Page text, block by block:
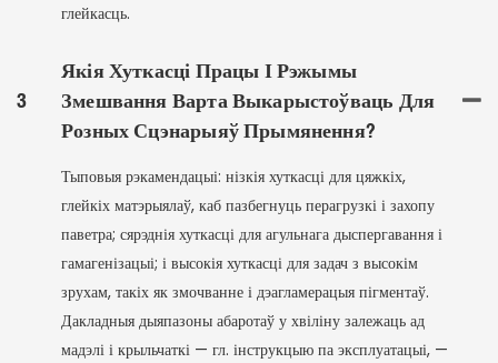
глейкасць.
3
Якія Хуткасці Працы І Рэжымы
Змешвання Варта Выкарыстоўваць Для
Розных Сцэнарыяў Прымянення?
Тыповыя рэкамендацыі: нізкія хуткасці для цяжкіх,
глейкіх матэрыялаў, каб пазбегнуць перагрузкі і захопу
паветра; сярэднія хуткасці для агульнага дыспергавання і
гамагенізацыі; і высокія хуткасці для задач з высокім
зрухам, такіх як змочванне і дэагламерацыя пігментаў.
Дакладныя дыяпазоны абаротаў у хвіліну залежаць ад
мадэлі і крыльчаткі — гл. інструкцыю па эксплуатацыі, —